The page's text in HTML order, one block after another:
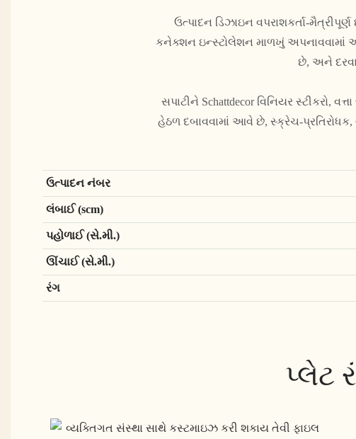
ઉત્પાદન ડિઝાઇન વપરાશકર્તા-
કનેક્શન ઇન્સ્ટોલેશન માળખું અપનાવવામાં
છે, અને
સપાટીને Schattdecor વિનિયર
હેઠળ દબાવવામાં આવે છે, સ્ક્રેચ-
ઉત્પાદન નંબર
લંબાઈ (scm)
પહોળાઈ (સે.મી.)
ઊંચાઈ (સે.મી.)
રંગ
પ્લેટ